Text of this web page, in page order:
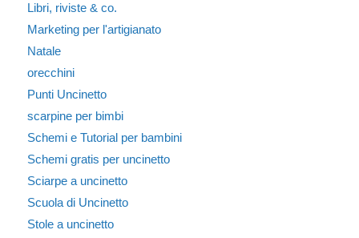
Libri, riviste & co.
Marketing per l'artigianato
Natale
orecchini
Punti Uncinetto
scarpine per bimbi
Schemi e Tutorial per bambini
Schemi gratis per uncinetto
Sciarpe a uncinetto
Scuola di Uncinetto
Stole a uncinetto